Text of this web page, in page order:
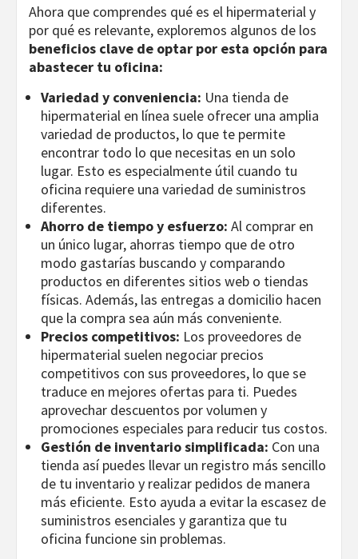
Ahora que comprendes qué es el hipermaterial y
por qué es relevante, exploremos algunos de los
beneficios clave de optar por esta opción para
abastecer tu oficina:
Variedad y conveniencia: Una tienda de
hipermaterial en línea suele ofrecer una amplia
variedad de productos, lo que te permite
encontrar todo lo que necesitas en un solo
lugar. Esto es especialmente útil cuando tu
oficina requiere una variedad de suministros
diferentes.
Ahorro de tiempo y esfuerzo: Al comprar en
un único lugar, ahorras tiempo que de otro
modo gastarías buscando y comparando
productos en diferentes sitios web o tiendas
físicas. Además, las entregas a domicilio hacen
que la compra sea aún más conveniente.
Precios competitivos: Los proveedores de
hipermaterial suelen negociar precios
competitivos con sus proveedores, lo que se
traduce en mejores ofertas para ti. Puedes
aprovechar descuentos por volumen y
promociones especiales para reducir tus costos.
Gestión de inventario simplificada: Con una
tienda así puedes llevar un registro más sencillo
de tu inventario y realizar pedidos de manera
más eficiente. Esto ayuda a evitar la escasez de
suministros esenciales y garantiza que tu
oficina funcione sin problemas.